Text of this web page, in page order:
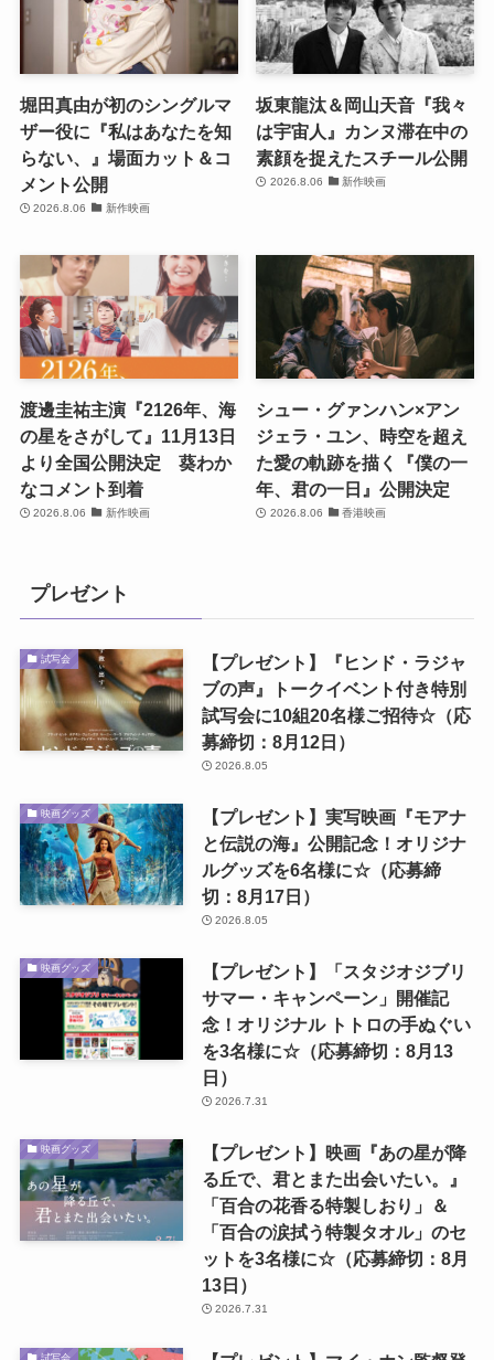
堀田真由が初のシングルマ
ザー役に『私はあなたを知
らない、』場面カット＆コ
メント公開
2026.8.06 新作映画
坂東龍汰＆岡山天音『我々
は宇宙人』カンヌ滞在中の
素顔を捉えたスチール公開
2026.8.06 新作映画
渡邊圭祐主演『2126年、海
の星をさがして』11月13日
より全国公開決定 葵わか
なコメント到着
2026.8.06 新作映画
シュー・グァンハン×アン
ジェラ・ユン、時空を超え
た愛の軌跡を描く『僕の一
年、君の一日』公開決定
2026.8.06 香港映画
プレゼント
試写会
【プレゼント】『ヒンド・ラジャ
ブの声』トークイベント付き特別
試写会に10組20名様ご招待☆（応
募締切：8月12日）
2026.8.05
映画グッズ
【プレゼント】実写映画『モアナ
と伝説の海』公開記念！オリジナ
ルグッズを6名様に☆（応募締
切：8月17日）
2026.8.05
映画グッズ
【プレゼント】「スタジオジブリ
サマー・キャンペーン」開催記
念！オリジナル トトロの手ぬぐい
を3名様に☆（応募締切：8月13
日）
2026.7.31
映画グッズ
【プレゼント】映画『あの星が降
る丘で、君とまた出会いたい。』
「百合の花香る特製しおり」＆
「百合の涙拭う特製タオル」のセ
ットを3名様に☆（応募締切：8月
13日）
2026.7.31
試写会